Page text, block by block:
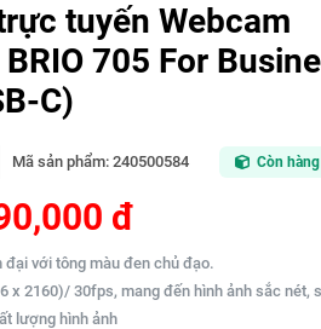
tuyến Webcam
705 For
C)
Mã sản phẩm:240500584 Còn hàng
đ
đại với tông màu đen chủ đạo.
x 2160)/ 30fps, mang đến hình ảnh sắc nét,
lượng hình ảnh